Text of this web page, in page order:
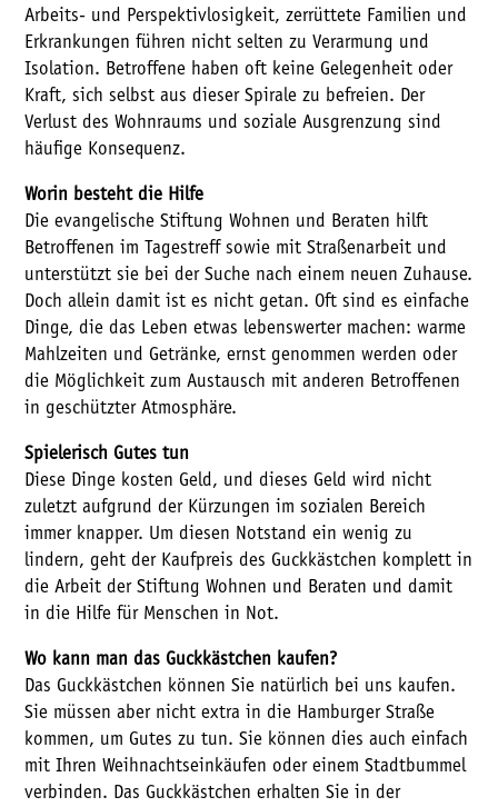
Arbeits- und Perspektivlosigkeit, zerrüttete Familien und
Erkrankungen führen nicht selten zu Verarmung und
Isolation. Betroffene haben oft keine Gelegenheit oder
Kraft, sich selbst aus dieser Spirale zu befreien. Der
Verlust des Wohnraums und soziale Ausgrenzung sind
häufige Konsequenz.
Worin besteht die Hilfe
Die evangelische Stiftung Wohnen und Beraten hilft
Betroffenen im Tagestreff sowie mit Straßenarbeit und
unterstützt sie bei der Suche nach einem neuen Zuhause.
Doch allein damit ist es nicht getan. Oft sind es einfache
Dinge, die das Leben etwas lebenswerter machen: warme
Mahlzeiten und Getränke, ernst genommen werden oder
die Möglichkeit zum Austausch mit anderen Betroffenen
in geschützter Atmosphäre.
Spielerisch Gutes tun
Diese Dinge kosten Geld, und dieses Geld wird nicht
zuletzt aufgrund der Kürzungen im sozialen Bereich
immer knapper. Um diesen Notstand ein wenig zu
lindern, geht der Kaufpreis des Guckkästchen komplett in
die Arbeit der Stiftung Wohnen und Beraten und damit
in die Hilfe für Menschen in Not.
Wo kann man das Guckkästchen kaufen?
Das Guckkästchen können Sie natürlich bei uns kaufen.
Sie müssen aber nicht extra in die Hamburger Straße
kommen, um Gutes zu tun. Sie können dies auch einfach
mit Ihren Weihnachtseinkäufen oder einem Stadtbummel
verbinden. Das Guckkästchen erhalten Sie in der